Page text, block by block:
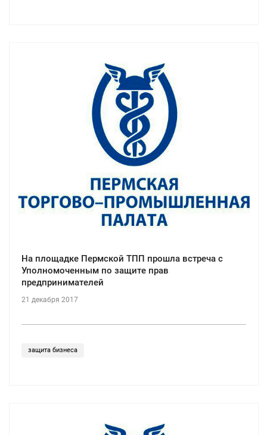
На площадке Пермской ТПП прошла встреча с
Уполномоченным по защите прав
предпринимателей
21 декабря 2017
защита бизнеса